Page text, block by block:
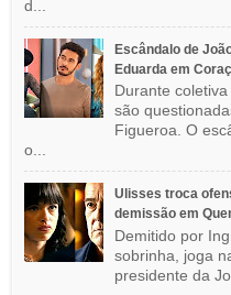
d...
Escândalo de
Eduarda em
Durante
são
Figueroa. O
o...
Ulisses troca
demissão em
Demitido por
sobrinha, joga
presidente da